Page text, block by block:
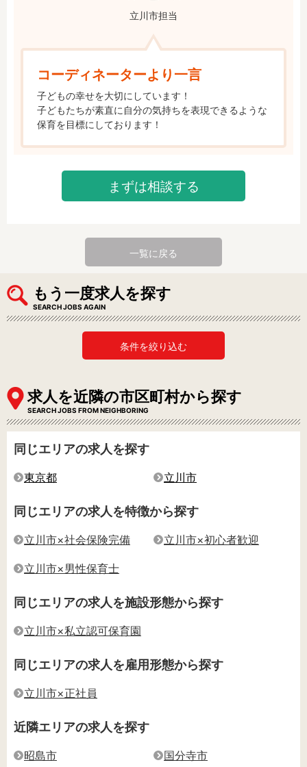
立川市担当
コーディネーターより一言
子どもの幸せを大切にしています！
子どもたちが素直に自分の気持ちを表現できるような
保育を目標にしております！
まずは相談する
一覧に戻る
もう一度求人を探す
SEARCH JOBS AGAIN
条件を絞り込む
求人を近隣の市区町村から探す
SEARCH JOBS FROM NEIGHBORING
同じエリアの求人を探す
東京都 立川市
同じエリアの求人を特徴から探す
立川市×社会保険完備 立川市×初心者歓迎
立川市×男性保育士
同じエリアの求人を施設形態から探す
立川市×私立認可保育園
同じエリアの求人を雇用形態から探す
立川市×正社員
近隣エリアの求人を探す
昭島市 国分寺市